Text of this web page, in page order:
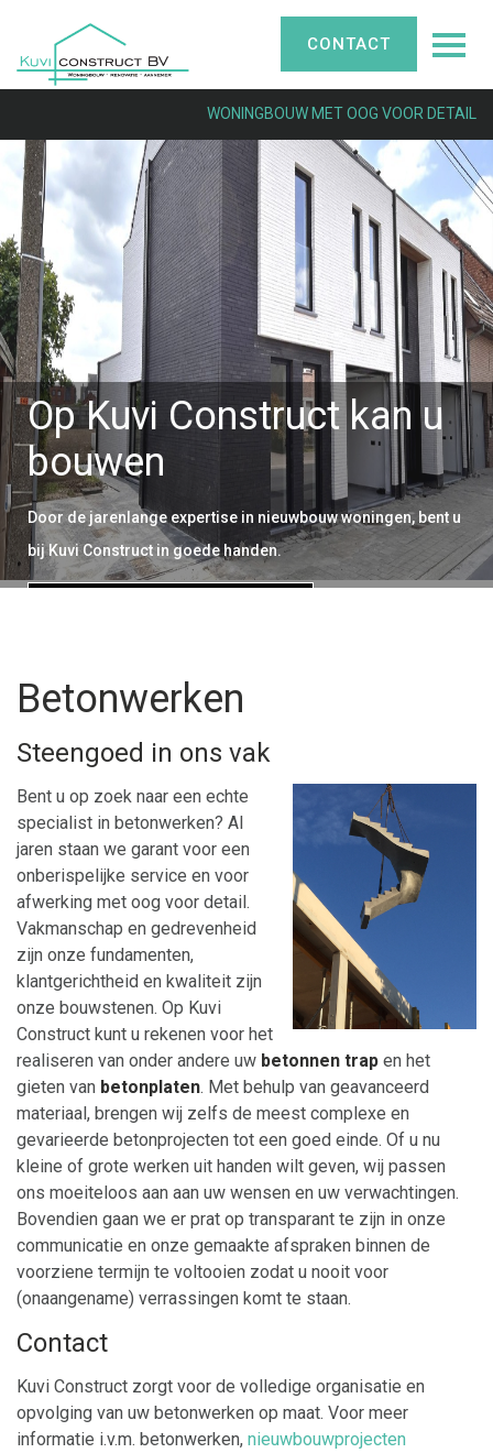
CONTACT
WONINGBOUW MET OOG VOOR DETAIL
Op Kuvi Construct kan u
bouwen
Door de jarenlange expertise in nieuwbouw woningen, bent u
bij Kuvi Construct in goede handen.
Offerte aanvragen
Betonwerken
Steengoed in ons vak
Bent u op zoek naar een echte
specialist in betonwerken? Al
jaren staan we garant voor een
onberispelijke service en voor
afwerking met oog voor detail.
Vakmanschap en gedrevenheid
zijn onze fundamenten,
klantgerichtheid en kwaliteit zijn
onze bouwstenen. Op Kuvi
Construct kunt u rekenen voor het
realiseren van onder andere uw betonnen trap en het
gieten van betonplaten. Met behulp van geavanceerd
materiaal, brengen wij zelfs de meest complexe en
gevarieerde betonprojecten tot een goed einde. Of u nu
kleine of grote werken uit handen wilt geven, wij passen
ons moeiteloos aan aan uw wensen en uw verwachtingen.
Bovendien gaan we er prat op transparant te zijn in onze
communicatie en onze gemaakte afspraken binnen de
voorziene termijn te voltooien zodat u nooit voor
(onaangename) verrassingen komt te staan.
Contact
Kuvi Construct zorgt voor de volledige organisatie en
opvolging van uw betonwerken op maat. Voor meer
informatie i.v.m. betonwerken, nieuwbouwprojecten